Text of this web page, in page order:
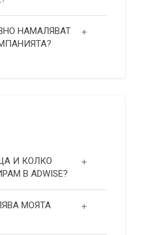
НАМАЛЯВАТ
И КОЛКО
В ADWISE?
МОЯТА